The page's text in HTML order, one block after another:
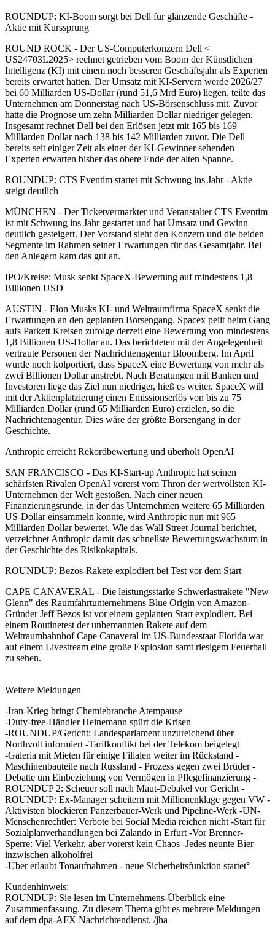
ROUNDUP: KI-Boom sorgt bei Dell für glänzende Geschäfte -
Aktie mit Kurssprung
ROUND ROCK - Der US-Computerkonzern Dell <
US24703L2025> rechnet getrieben vom Boom der Künstlichen
Intelligenz (KI) mit einem noch besseren Geschäftsjahr als Experten
bereits erwartet hatten. Der Umsatz mit KI-Servern werde 2026/27
bei 60 Milliarden US-Dollar (rund 51,6 Mrd Euro) liegen, teilte das
Unternehmen am Donnerstag nach US-Börsenschluss mit. Zuvor
hatte die Prognose um zehn Milliarden Dollar niedriger gelegen.
Insgesamt rechnet Dell bei den Erlösen jetzt mit 165 bis 169
Milliarden Dollar nach 138 bis 142 Milliarden zuvor. Die Dell
bereits seit einiger Zeit als einer der KI-Gewinner sehenden
Experten erwarten bisher das obere Ende der alten Spanne.
ROUNDUP: CTS Eventim startet mit Schwung ins Jahr - Aktie
steigt deutlich
MÜNCHEN - Der Ticketvermarkter und Veranstalter CTS Eventim
ist mit Schwung ins Jahr gestartet und hat Umsatz und Gewinn
deutlich gesteigert. Der Vorstand sieht den Konzern und die beiden
Segmente im Rahmen seiner Erwartungen für das Gesamtjahr. Bei
den Anlegern kam das gut an.
IPO/Kreise: Musk senkt SpaceX-Bewertung auf mindestens 1,8
Billionen USD
AUSTIN - Elon Musks KI- und Weltraumfirma SpaceX senkt die
Erwartungen an den geplanten Börsengang. Spacex peilt beim Gang
aufs Parkett Kreisen zufolge derzeit eine Bewertung von mindestens
1,8 Billionen US-Dollar an. Das berichteten mit der Angelegenheit
vertraute Personen der Nachrichtenagentur Bloomberg. Im April
wurde noch kolportiert, dass SpaceX eine Bewertung von mehr als
zwei Billionen Dollar anstrebt. Nach Beratungen mit Banken und
Investoren liege das Ziel nun niedriger, hieß es weiter. SpaceX will
mit der Aktienplatzierung einen Emissionserlös von bis zu 75
Milliarden Dollar (rund 65 Milliarden Euro) erzielen, so die
Nachrichtenagentur. Dies wäre der größte Börsengang in der
Geschichte.
Anthropic erreicht Rekordbewertung und überholt OpenAI
SAN FRANCISCO - Das KI-Start-up Anthropic hat seinen
schärfsten Rivalen OpenAI vorerst vom Thron der wertvollsten KI-
Unternehmen der Welt gestoßen. Nach einer neuen
Finanzierungsrunde, in der das Unternehmen weitere 65 Milliarden
US-Dollar einsammeln konnte, wird Anthropic nun mit 965
Milliarden Dollar bewertet. Wie das Wall Street Journal berichtet,
verzeichnet Anthropic damit das schnellste Bewertungswachstum in
der Geschichte des Risikokapitals.
ROUNDUP: Bezos-Rakete explodiert bei Test vor dem Start
CAPE CANAVERAL - Die leistungsstarke Schwerlastrakete "New
Glenn" des Raumfahrtunternehmens Blue Origin von Amazon-
Gründer Jeff Bezos ist vor einem geplanten Start explodiert. Bei
einem Routinetest der unbemannten Rakete auf dem
Weltraumbahnhof Cape Canaveral im US-Bundesstaat Florida war
auf einem Livestream eine große Explosion samt riesigem Feuerball
zu sehen.
Weitere Meldungen
-Iran-Krieg bringt Chemiebranche Atempause
-Duty-free-Händler Heinemann spürt die Krisen
-ROUNDUP/Gericht: Landesparlament unzureichend über
Northvolt informiert -Tarifkonflikt bei der Telekom beigelegt
-Galeria mit Mieten für einige Filialen weiter im Rückstand -
Maschinenbauteile nach Russland - Prozess gegen zwei Brüder -
Debatte um Einbeziehung von Vermögen in Pflegefinanzierung -
ROUNDUP 2: Scheuer soll nach Maut-Debakel vor Gericht -
ROUNDUP: Ex-Manager scheitern mit Millionenklage gegen VW -
Aktivisten blockieren Panzerbauer-Werk und Pipeline-Werk -UN-
Menschenrechtler: Verbote bei Social Media reichen nicht -Start für
Sozialplanverhandlungen bei Zalando in Erfurt -Vor Brenner-
Sperre: Viel Verkehr, aber vorerst kein Chaos -Jedes neunte Bier
inzwischen alkoholfrei
-Uber erlaubt Tonaufnahmen - neue Sicherheitsfunktion startet°
Kundenhinweis:
ROUNDUP: Sie lesen im Unternehmens-Überblick eine
Zusammenfassung. Zu diesem Thema gibt es mehrere Meldungen
auf dem dpa-AFX Nachrichtendienst. /jha